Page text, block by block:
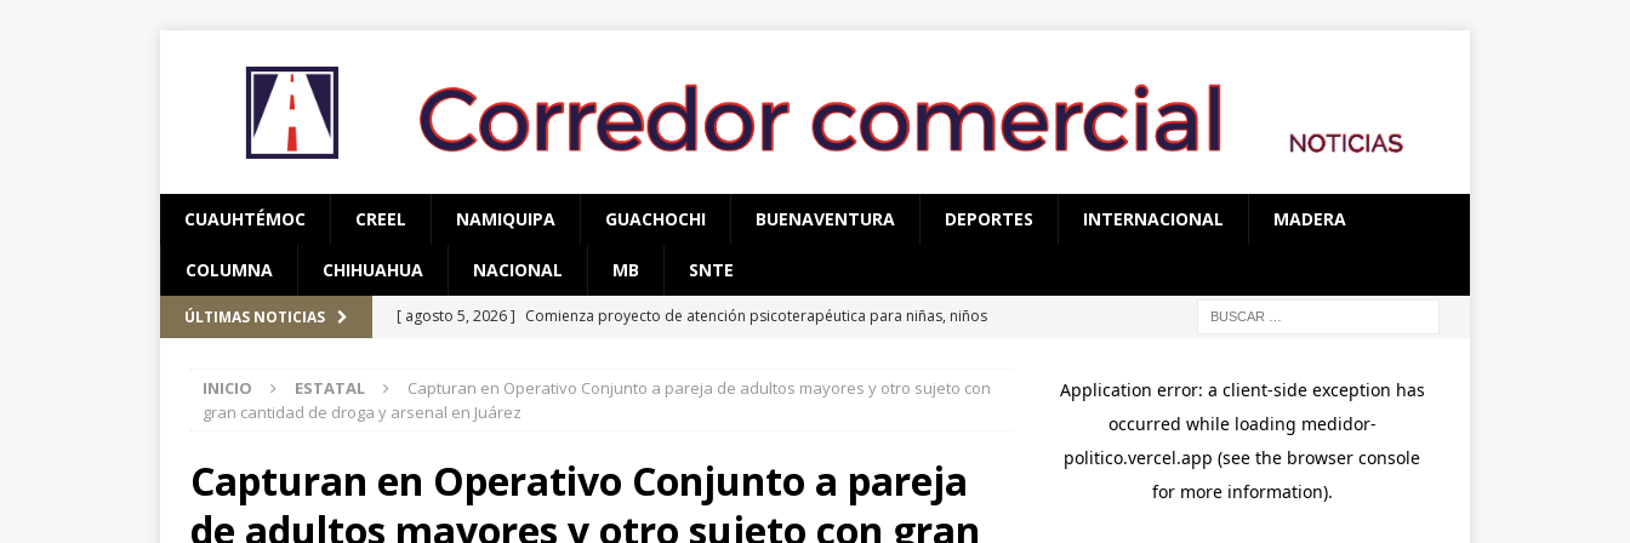
CUAUHTÉMOC CREEL NAMIQUIPA GUACHOCHI BUENAVENTURA DEPORTES INTERNACIONAL MADERA
COLUMNA CHIHUAHUA NACIONAL MB SNTE
ÚLTIMAS NOTICIAS [ agosto 5, 2026 ] Comienza proyecto de atención psicoterapéutica para niñas, niños
[ agosto 5, 2026 ] Asegura AEI Occidente vehículo KIA con reporte de robo
[ agosto 6, 2026 ] Recupera AEI Occidente una pick up Nissan con reporte de robo
CUAUHTÉMOC
INICIO ESTATAL
Capturan en Operativo Conjunto a pareja de adultos mayores y otro sujeto con
gran cantidad de droga y arsenal en Juárez
Capturan en Operativo Conjunto a pareja
de adultos mayores y otro sujeto con gran